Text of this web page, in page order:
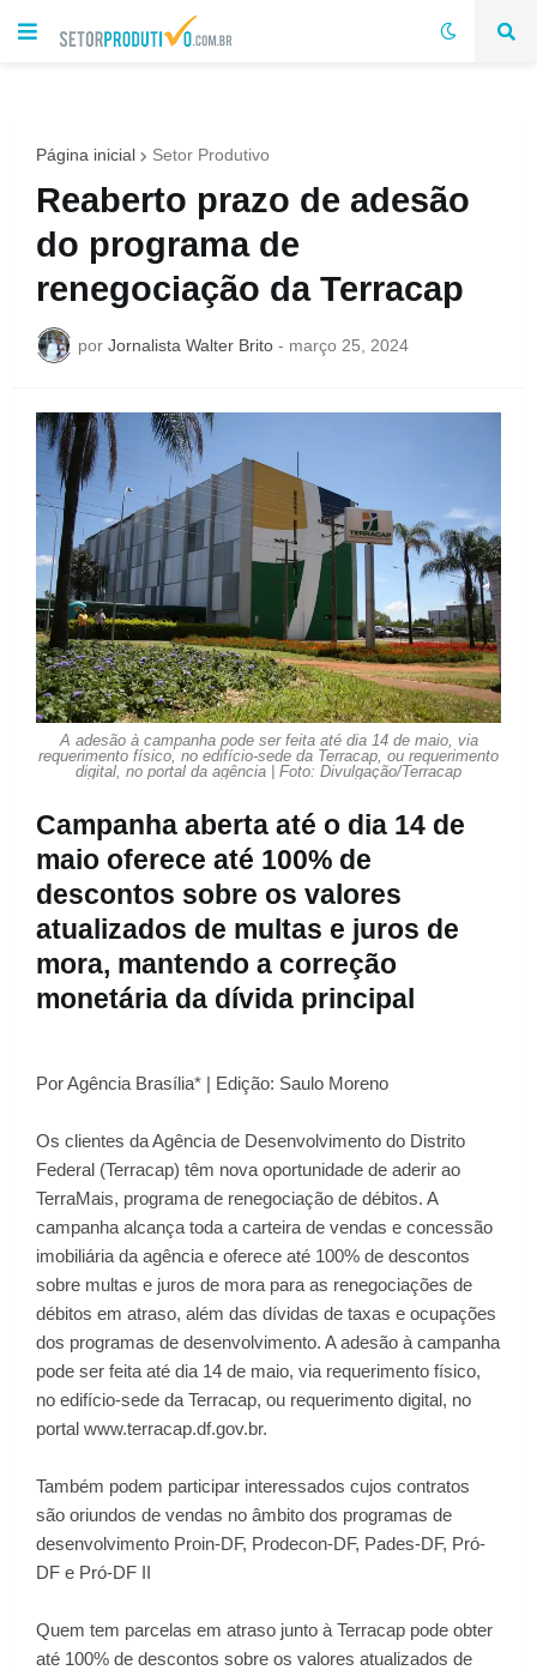
Página inicial Setor Produtivo
Reaberto prazo de adesão
do programa de
renegociação da Terracap
por Jornalista Walter Brito - março 25, 2024
A adesão à campanha pode ser feita até dia 14 de maio, via
requerimento físico, no edifício-sede da Terracap, ou requerimento
digital, no portal da agência | Foto: Divulgação/Terracap
Campanha aberta até o dia 14 de
maio oferece até 100% de
descontos sobre os valores
atualizados de multas e juros de
mora, mantendo a correção
monetária da dívida principal
Por Agência Brasília* | Edição: Saulo Moreno
Os clientes da Agência de Desenvolvimento do Distrito
Federal (Terracap) têm nova oportunidade de aderir ao
TerraMais, programa de renegociação de débitos. A
campanha alcança toda a carteira de vendas e concessão
imobiliária da agência e oferece até 100% de descontos
sobre multas e juros de mora para as renegociações de
débitos em atraso, além das dívidas de taxas e ocupações
dos programas de desenvolvimento. A adesão à campanha
pode ser feita até dia 14 de maio, via requerimento físico,
no edifício-sede da Terracap, ou requerimento digital, no
portal www.terracap.df.gov.br.
Também podem participar interessados cujos contratos
são oriundos de vendas no âmbito dos programas de
desenvolvimento Proin-DF, Prodecon-DF, Pades-DF, Pró-
DF e Pró-DF II
Quem tem parcelas em atraso junto à Terracap pode obter
até 100% de descontos sobre os valores atualizados de